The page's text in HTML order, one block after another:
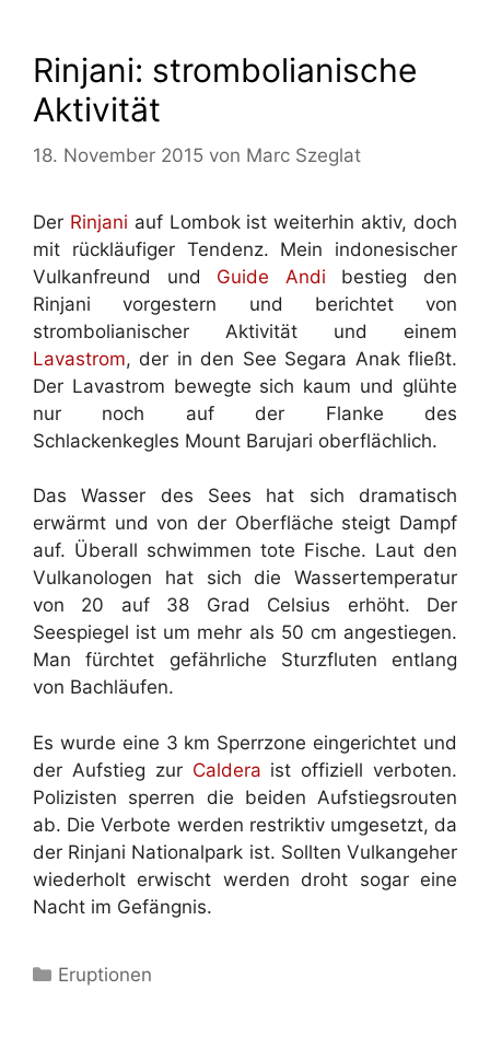
Rinjani: strombolianische
Aktivität
18. November 2015 von Marc Szeglat
Der Rinjani auf Lombok ist weiterhin aktiv, doch
mit rückläufiger Tendenz. Mein indonesischer
Vulkanfreund und Guide Andi bestieg den
Rinjani vorgestern und berichtet von
strombolianischer Aktivität und einem
Lavastrom, der in den See Segara Anak fließt.
Der Lavastrom bewegte sich kaum und glühte
nur noch auf der Flanke des
Schlackenkegles Mount Barujari oberflächlich.
Das Wasser des Sees hat sich dramatisch
erwärmt und von der Oberfläche steigt Dampf
auf. Überall schwimmen tote Fische. Laut den
Vulkanologen hat sich die Wassertemperatur
von 20 auf 38 Grad Celsius erhöht. Der
Seespiegel ist um mehr als 50 cm angestiegen.
Man fürchtet gefährliche Sturzfluten entlang
von Bachläufen.
Es wurde eine 3 km Sperrzone eingerichtet und
der Aufstieg zur Caldera ist offiziell verboten.
Polizisten sperren die beiden Aufstiegsrouten
ab. Die Verbote werden restriktiv umgesetzt, da
der Rinjani Nationalpark ist. Sollten Vulkangeher
wiederholt erwischt werden droht sogar eine
Nacht im Gefängnis.
Kategorien
Eruptionen